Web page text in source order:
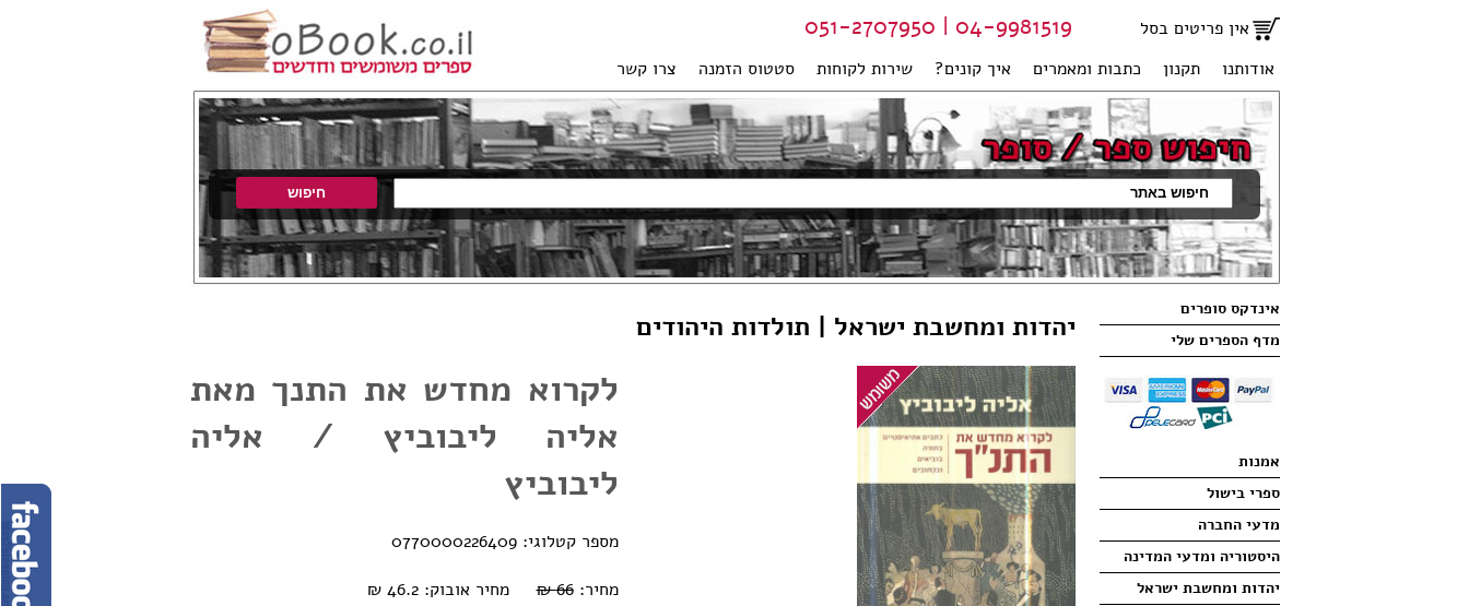
אין פריטים בסל
אודותנו
תקנון כתבות ומאמרים איך קונים? שירות לקוחות סטטוס הזמנה צרו קשר
04-9981519 | 051-2707950
אינדקס סופרים
מדף הספרים שלי
אמנות
ספרי בישול
מדעי החברה
היסטוריה ומדעי המדינה
יהדות ומחשבת ישראל
יהדות ומחשבת ישראל | תולדות היהודים
לקרוא מחדש את התנך מאת
אליה ליבוביץ / אליה
ליבוביץ
מספר קטלוגי: 0770000226409
מחיר:66 ₪ מחיר אובוק: 46.2 ₪